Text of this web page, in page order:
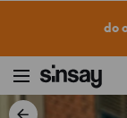
do